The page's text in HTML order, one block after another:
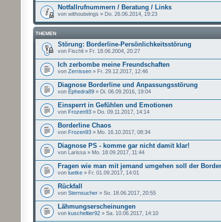
Notfallrufnummern / Beratung / Links
von withoutwings » Do. 26.06.2014, 19:23
THEMEN
Störung: Borderline-Persönlichkeitsstörung
von Fischli » Fr. 18.06.2004, 20:27
Ich zerbombe meine Freundschaften
von Zerrissen » Fr. 29.12.2017, 12:46
Diagnose Borderline und Anpassungsstörung
von Ephedra89 » Di. 06.09.2016, 19:04
Einsperrt in Gefühlen und Emotionen
von Frozen93 » Do. 09.11.2017, 14:14
Borderline Chaos
von Frozen93 » Mo. 16.10.2017, 08:34
Diagnose PS - komme gar nicht damit klar!
von Larissa » Mo. 18.09.2017, 11:44
Fragen wie man mit jemand umgehen soll der
von luetke » Fr. 01.09.2017, 14:01
Rückfall
von Sternsucher » So. 18.06.2017, 20:55
Lähmungserscheinungen
von kuscheltier92 » Sa. 10.06.2017, 14:10